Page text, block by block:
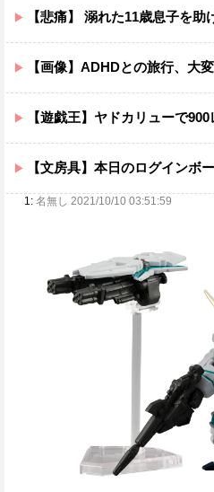
【悲痛】 溺れた11歳息子を助けようと川へ
【画像】ADHDとの旅行、大
【遊戯王】ヤドカリューで
【文房具】本日のログインボ
1: 名無し 2021/10/10 03:51:59